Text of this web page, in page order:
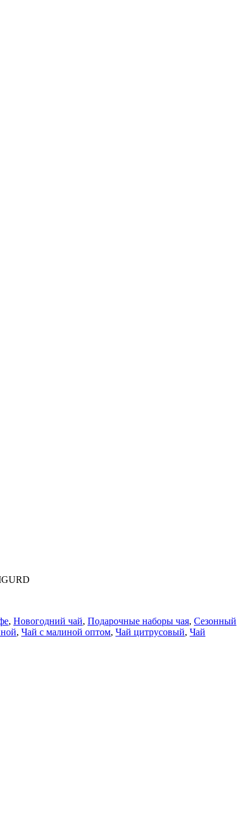
, Новогодний чай, Подарочные наборы чая, Сезонный
, Чай с малиной оптом, Чай цитрусовый, Чай